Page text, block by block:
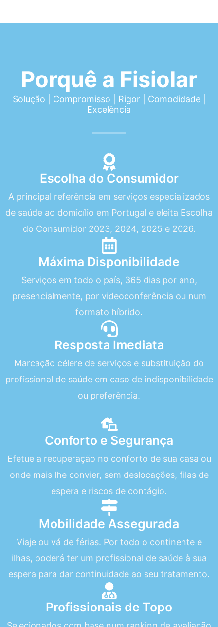
Porquê a Fisiolar
Solução | Compromisso | Rigor | Comodidade |
Excelência
Escolha do Consumidor
A principal referência em serviços especializados
de saúde ao domicílio em Portugal e eleita Escolha
do Consumidor 2023, 2024, 2025 e 2026.
Máxima Disponibilidade
Serviços em todo o país, 365 dias por ano,
presencialmente, por videoconferência ou num
formato híbrido.
Resposta Imediata
Marcação célere de serviços e substituição do
profissional de saúde em caso de indisponibilidade
ou preferência.
Conforto e Segurança
Efetue a recuperação no conforto de sua casa ou
onde mais lhe convier, sem deslocações, filas de
espera e riscos de contágio.
Mobilidade Assegurada
Viaje ou vá de férias. Por todo o continente e
ilhas, poderá ter um profissional de saúde à sua
espera para dar continuidade ao seu tratamento.
Profissionais de Topo